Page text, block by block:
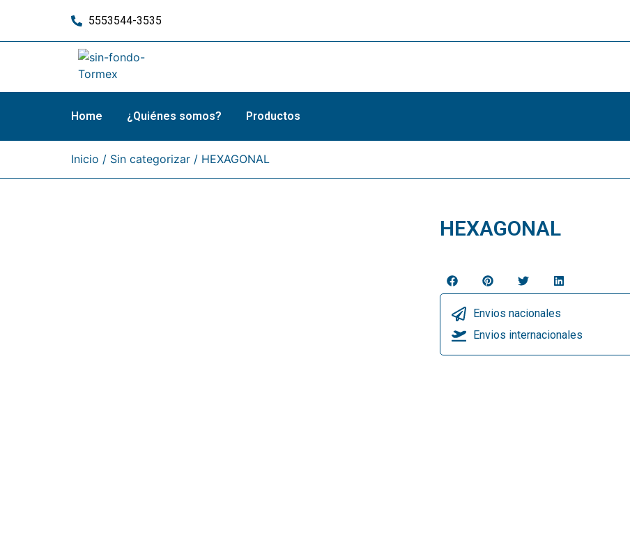
5553544-3535
Home ¿Quiénes somos? Productos
Inicio / Sin categorizar / HEXAGONAL
HEXAGONAL
Envios nacionales
Envios internacionales